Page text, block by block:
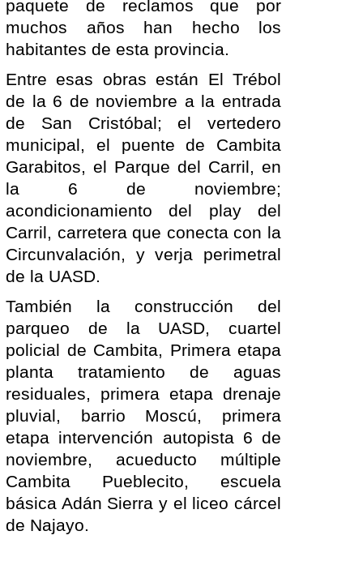
paquete de reclamos que por
muchos años han hecho los
habitantes de esta provincia.
Entre esas obras están El Trébol
de la 6 de noviembre a la entrada
de San Cristóbal; el vertedero
municipal, el puente de Cambita
Garabitos, el Parque del Carril, en
la 6 de noviembre;
acondicionamiento del play del
Carril, carretera que conecta con la
Circunvalación, y verja perimetral
de la UASD.
También la construcción del
parqueo de la UASD, cuartel
policial de Cambita, Primera etapa
planta tratamiento de aguas
residuales, primera etapa drenaje
pluvial, barrio Moscú, primera
etapa intervención autopista 6 de
noviembre, acueducto múltiple
Cambita Pueblecito, escuela
básica Adán Sierra y el liceo cárcel
de Najayo.